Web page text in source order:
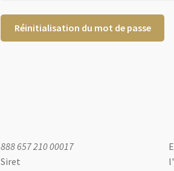
Réinitialisation du mot de passe
888 657 210 00017
Siret